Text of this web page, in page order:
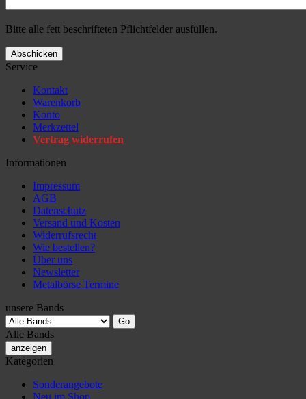
Bitte alle fett beschrifteten Pflichtfelder ausfüllen.
Abschicken
Service
Kontakt
Warenkorb
Konto
Merkzettel
Vertrag widerrufen
Informationen
Impressum
AGB
Datenschutz
Versand und Kosten
Widerrufsrecht
Wie bestellen?
Über uns
Newsletter
Metalbörse Termine
unsere Bands
Alle Bands
anzeigen
Kategorien
Sonderangebote
Neu im Shop